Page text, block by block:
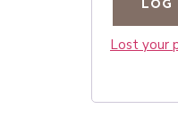
LOG
Lost your